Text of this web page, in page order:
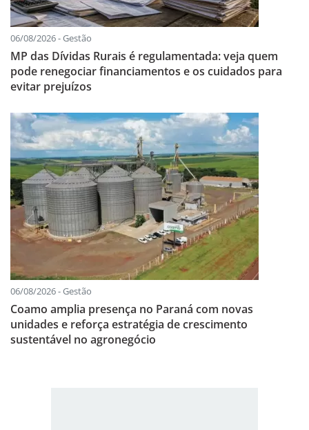
06/08/2026 - Gestão
MP das Dívidas Rurais é regulamentada: veja quem
pode renegociar financiamentos e os cuidados para
evitar prejuízos
06/08/2026 - Gestão
Coamo amplia presença no Paraná com novas
unidades e reforça estratégia de crescimento
sustentável no agronegócio